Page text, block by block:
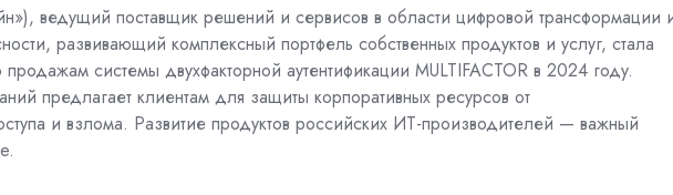
ведущий поставщик решений и сервисов в области цифровой трансформации
развивающий комплексный портфель собственных продуктов и услуг, стала
системы двухфакторной аутентификации MULTIFACTOR в 2024 году.
предлагает клиентам для защиты корпоративных ресурсов от
и взлома. Развитие продуктов российских ИТ-производителей — важный